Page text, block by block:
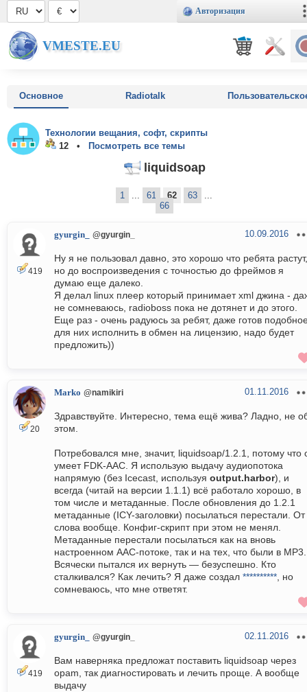
Авторизация
VMESTE.EU
Основное Radiotalk
Технологии вещания, софт, скрипты
12 •
Посмотреть все темы
liquidsoap
1 ... 61 62 63
...
66
419
gyurgin_ @gyurgin_ 10.09.2016
Ну я не пользовал давно, это хорошо что ребята растут,
но до воспроизведения с точностью до фреймов я
думаю еще далеко.
Я делал linux плеер который принимает xml джина -
не сомневаюсь, radioboss пока не дотянет и до этого.
Еще раз - очень радуюсь за ребят, даже готов
для них исполнить в обмен на лицензию, надо будет
предложить))
20
Marko @namikiri 01.11.2016
Здравствуйте. Интересно, тема ещё жива? Ладно, не
этом.
Потребовался мне, значит, liquidsoap/1.2.1, потому что
умеет FDK-AAC. Я использую выдачу аудиопотока
напрямую (без Icecast, используя output.harbor), и
всегда (читай на версии 1.1.1) всё работало хорошо, в
том числе и метаданные. После обновления до 1.2.1
метаданные (ICY-заголовки) посылаться перестали. От
слова вообще. Конфиг-скрипт при этом не менял.
Метаданные перестали посылаться как на вновь
настроенном AAC-потоке, так и на тех, что были в MP3.
Всячески пытался их вернуть — безуспешно. Кто
сталкивался? Как лечить? Я даже создал **********, но
сомневаюсь, что мне ответят.
419
gyurgin_ @gyurgin_ 02.11.2016
Вам наверняка предложат поставить liquidsoap через
opam, так диагностировать и лечить проще. А вообще
выдачу